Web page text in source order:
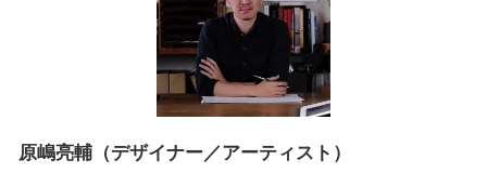
原嶋亮輔（デザイナー／アーティスト）